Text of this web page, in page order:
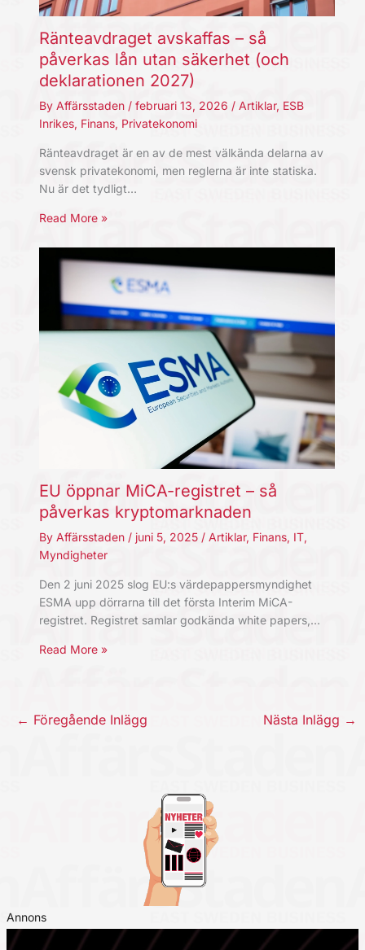
Ränteavdraget avskaffas – så
påverkas lån utan säkerhet (och
deklarationen 2027)
By Affärsstaden / februari 13, 2026 / Artiklar, ESB
Inrikes, Finans, Privatekonomi
Ränteavdraget är en av de mest välkända delarna av
svensk privatekonomi, men reglerna är inte statiska.
Nu är det tydligt…
Read More »
EU öppnar MiCA-registret – så
påverkas kryptomarknaden
By Affärsstaden / juni 5, 2025 / Artiklar, Finans, IT,
Myndigheter
Den 2 juni 2025 slog EU:s värdepappersmyndighet
ESMA upp dörrarna till det första Interim MiCA-
registret. Registret samlar godkända white papers,…
Read More »
← Föregående Inlägg Nästa Inlägg →
Annons